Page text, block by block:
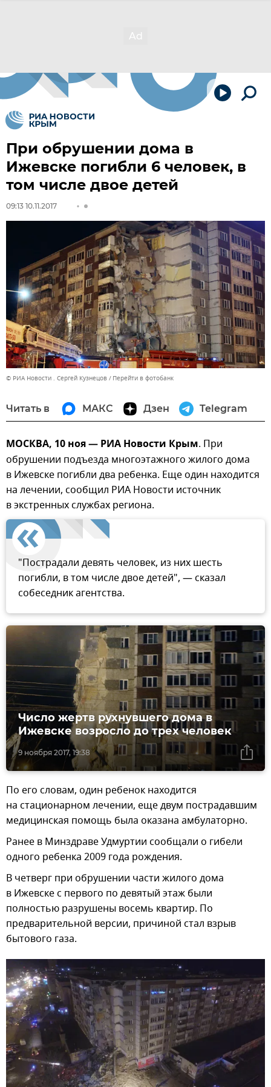
При обрушении дома в
Ижевске погибли 6 человек, в
том числе двое детей
09:13 10.11.2017
© РИА Новости . Сергей Кузнецов Перейти в фотобанк
Читать в МАКС Дзен Telegram
МОСКВА, 10 ноя — РИА Новости Крым. При
обрушении подъезда многоэтажного жилого дома
в Ижевске погибли два ребенка. Еще один находится
на лечении, сообщил РИА Новости источник
в экстренных службах региона.
"Пострадали девять человек, из них шесть
погибли, в том числе двое детей", — сказал
собеседник агентства.
9 ноября 2017, 19:38
Число жертв рухнувшего дома в
Ижевске возросло до трех человек
По его словам, один ребенок находится
на стационарном лечении, еще двум пострадавшим
медицинская помощь была оказана амбулаторно.
Ранее в Минздраве Удмуртии сообщали о гибели
одного ребенка 2009 года рождения.
В четверг при обрушении части жилого дома
в Ижевске с первого по девятый этаж были
полностью разрушены восемь квартир. По
предварительной версии, причиной стал взрыв
бытового газа.